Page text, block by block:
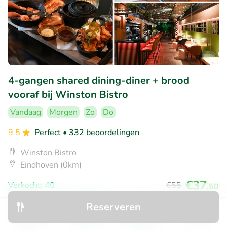
Reserveren
4-gangen shared dining-diner + brood
vooraf bij Winston Bistro
Vandaag Morgen Zo
Do
9.5
Perfect • 332 beoordelingen
Winston Bistro
Eindhoven (0km)
Verkocht: 40
€55 €37,50
39% korting